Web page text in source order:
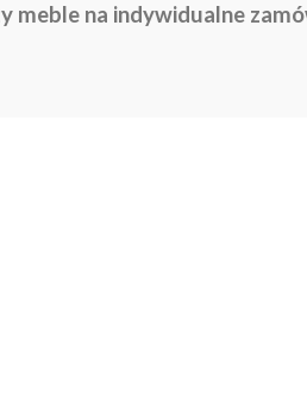
meble na indywidualne